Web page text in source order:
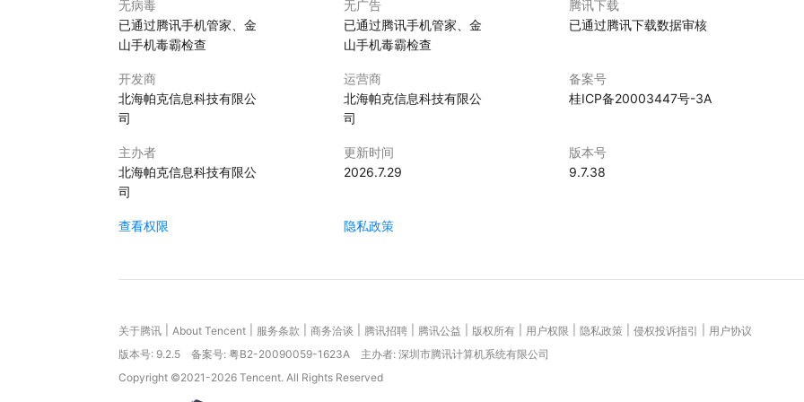
无病毒
已通过腾讯手机管家、金
山手机毒霸检查
无广告
已通过腾讯手机管家、金
山手机毒霸检查
腾讯下载
已通过腾讯下载数据审核
开发商
北海帕克信息科技有限公
司
运营商
北海帕克信息科技有限公
司
备案号
桂ICP备20003447号-3A
主办者
北海帕克信息科技有限公
司
更新时间
2026.7.29
版本号
9.7.38
查看权限 隐私政策
关于腾讯 About Tencent 服务条款 商务洽谈 腾讯招聘 腾讯公益 版权所有 用户权限 隐私政策 侵权投诉指引
用户协议
版本号: 9.2.5 备案号: 粤B2-20090059-1623A
主办者: 深圳市腾讯计算机系统有限公司
Copyright ©2021-2026 Tencent. All Rights Reserved